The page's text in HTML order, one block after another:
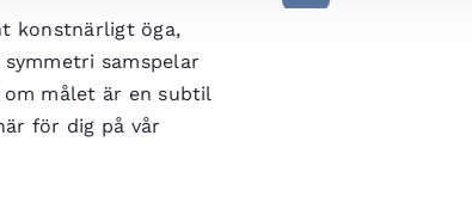
konstnärligt öga,
samspelar
målet är en subtil
för dig på vår